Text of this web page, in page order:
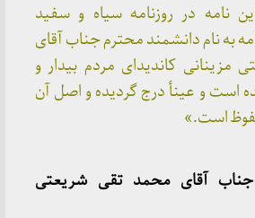
نامه در روزنامه سیاه و سفید
به نام دانشمند محترم جناب آقای
کاندیدای مردم بیدار و
است و عینأ درج گردیده و اصل آن
است.»
جناب آقای محمد تقی شریعتی